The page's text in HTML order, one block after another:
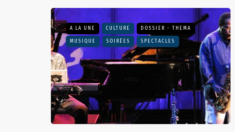
A LA UNE CULTURE DOSSIER - THEMA
MUSIQUE SOIRÉES SPECTACLES